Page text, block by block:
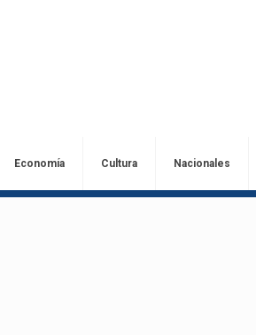
Economía Cultura Nacionales